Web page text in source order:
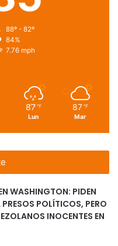
88º - 82º
84%
7.76 mph
87 ℉
Lun
87 ℉
Mar
WASHINGTON: PIDEN
POLÍTICOS, PERO
INOCENTES EN